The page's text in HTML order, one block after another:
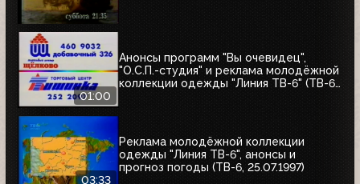
01:00
Анонсы программ "Вы очевидец",
"О.С.П.-студия" и реклама молодёжной
коллекции одежды "Линия ТВ-6" (ТВ-6,
03:33
Реклама молодёжной коллекции
одежды "Линия ТВ-6", анонсы и
прогноз погоды (ТВ-6, 25.07.1997)